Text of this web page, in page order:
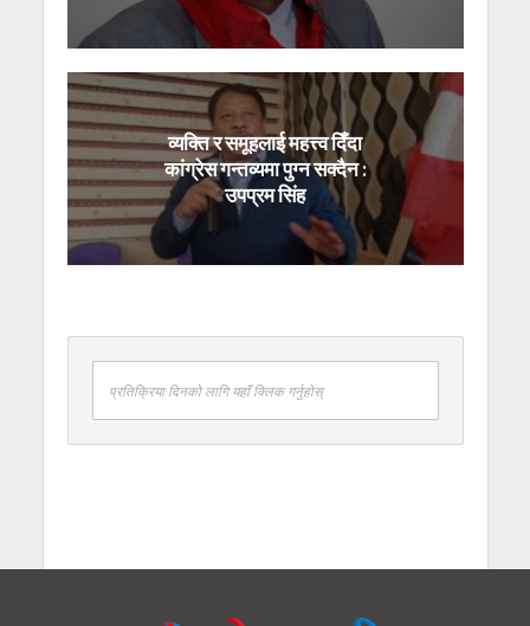
व्यक्ति र समूहलाई महत्त्व दिँदा
कांग्रेस गन्तव्यमा पुग्न सक्दैन :
उपप्रम सिंह
प्रतिक्रिया दिनको लागि यहाँ क्लिक गर्नुहोस्